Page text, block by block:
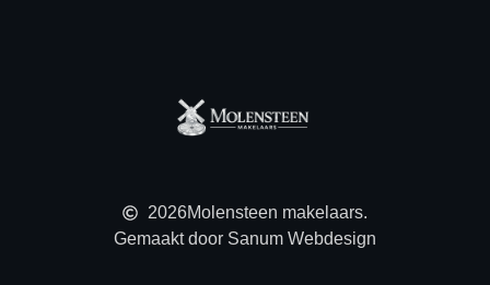
2026Molensteen makelaars.
Gemaakt door Sanum Webdesign